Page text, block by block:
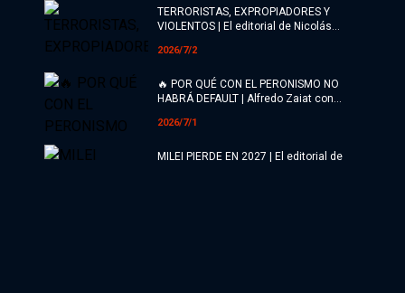
TERRORISTAS, EXPROPIADORES Y
VIOLENTOS | El editorial de Nicolás
2026/7/2
🔥 POR QUÉ CON EL PERONISMO NO
HABRÁ DEFAULT | Alfredo Zaiat con
2026/7/1
MILEI PIERDE EN 2027 | El editorial de